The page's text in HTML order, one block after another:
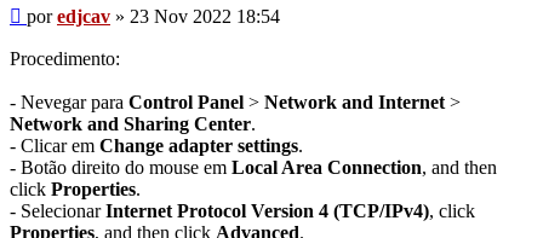
Mensagem
poredjcav » 23 Nov 2022 18:54
Procedimento:
- Nevegar para Control Panel > Network and Internet >
Network and Sharing Center.
- Clicar em Change adapter settings.
- Botão direito do mouse em Local Area Connection, and then
click Properties.
- SelecionarInternet Protocol Version 4 (TCP/IPv4), click
Properties, and then click Advanced.